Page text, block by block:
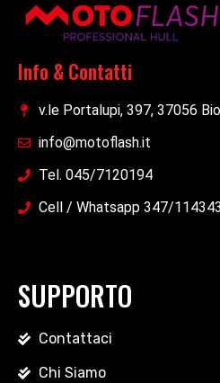
Info & Contatti
v.le Portalupi, 397, 37056
info@motoflash.it
Tel. 045/7120194
Cell / Whatsapp 347/
SUPPORTO
Contattaci
Chi Siamo